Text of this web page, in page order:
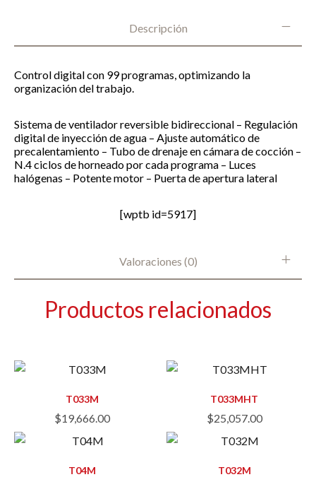
Descripción
Control digital con 99 programas, optimizando la
organización del trabajo.
Sistema de ventilador reversible bidireccional – Regulación
digital de inyección de agua – Ajuste automático de
precalentamiento – Tubo de drenaje en cámara de cocción –
N.4 ciclos de horneado por cada programa – Luces
halógenas – Potente motor – Puerta de apertura lateral
[wptb id=5917]
Valoraciones (0)
Productos relacionados
T033M
$19,666.00
T033MHT
$25,057.00
T04M T032M